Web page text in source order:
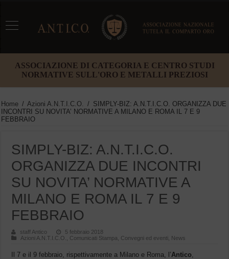
ASSOCIAZIONE DI CATEGORIA E CENTRO STUDI
NORMATIVE SULL'ORO E METALLI PREZIOSI
Home / Azioni A.N.T.I.C.O. / SIMPLY-BIZ: A.N.T.I.C.O. ORGANIZZA DUE
INCONTRI SU NOVITA’ NORMATIVE A MILANO E ROMA IL 7 E 9
FEBBRAIO
SIMPLY-BIZ: A.N.T.I.C.O.
ORGANIZZA DUE INCONTRI
SU NOVITA’ NORMATIVE A
MILANO E ROMA IL 7 E 9
FEBBRAIO
staff Antico
5 febbraio 2018
Azioni A.N.T.I.C.O.
Comunicati Stampa Convegni ed eventi News
Il 7 e il 9 febbraio, rispettivamente a Milano e Roma, l’Antico